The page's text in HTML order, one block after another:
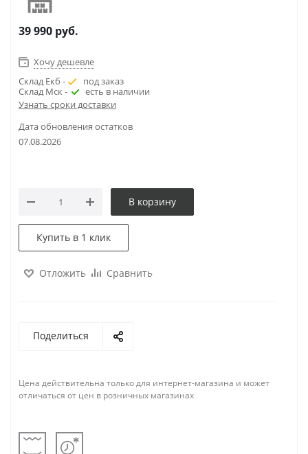
39 990 руб.
Хочу дешевле
Склад Екб -
под заказ
Склад Мск -
есть в наличии
Узнать сроки доставки
Дата обновления остатков
07.08.2026
В корзину
Купить в 1 клик
Отложить Сравнить
Поделиться
Цена действительна только для интернет-магазина и может
отличаться от цен в розничных магазинах